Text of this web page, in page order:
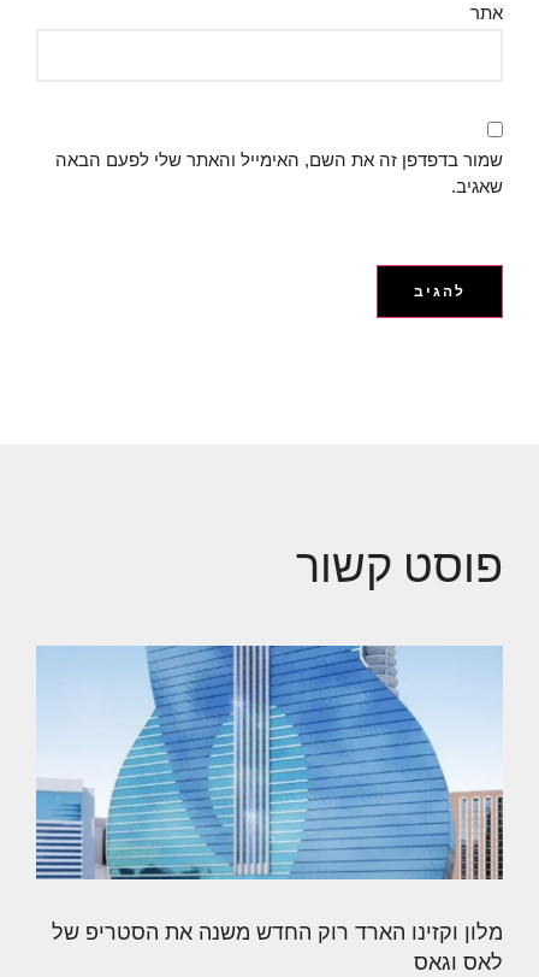
אתר
שמור בדפדפן זה את השם, האימייל והאתר שלי לפעם הבאה
שאגיב.
פוסט קשור
מלון וקזינו הארד רוק החדש משנה את הסטריפ של
לאס וגאס